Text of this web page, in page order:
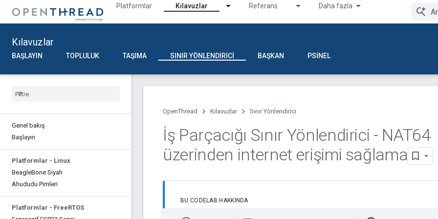
Platformlar Kılavuzlar Referans Daha fazla
Kılavuzlar
BAŞLAYIN TOPLULUK TAŞIMA SINIR YÖNLENDIRICI BAŞKAN PSINEL
Genel bakış
Başlayın
Platformlar - Linux
BeagleBone Siyah
Ahududu Pimleri
Platformlar - FreeRTOS
OpenThread Kılavuzlar Sınır Yönlendirici
İş Parçacığı Sınır Yönlendirici - NAT64
üzerinden internet erişimi sağlama
BU CODELAB HAKKINDA